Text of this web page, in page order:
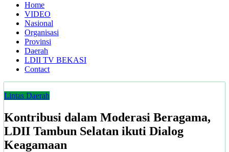
Home
VIDEO
Nasional
Organisasi
Provinsi
Daerah
LDII TV BEKASI
Contact
Lintas Daerah
Kontribusi dalam Moderasi Beragama,
LDII Tambun Selatan ikuti Dialog
Keagamaan